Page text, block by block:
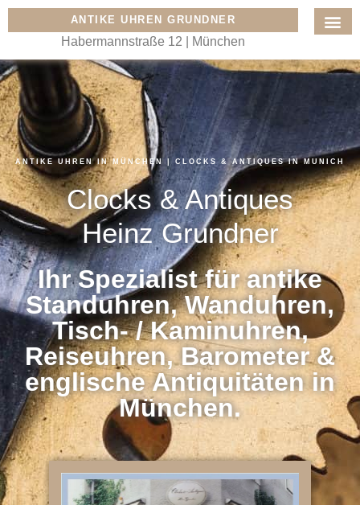
ANTIKE UHREN GRUNDNER
Habermannstraße 12 | München
ANTIKE UHREN IN MÜNCHEN | CLOCKS & ANTIQUES IN MUNICH
Clocks & Antiques
Heinz Grundner
Ihr Spezialist für antike
Standuhren, Wanduhren,
Tisch- / Kaminuhren,
Reiseuhren, Barometer &
englische Antiquitäten in
München.